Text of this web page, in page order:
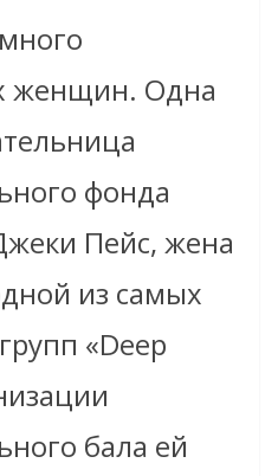
женщин. Одна
фонда
Пейс, жена
из самых
«Deep
бала ей